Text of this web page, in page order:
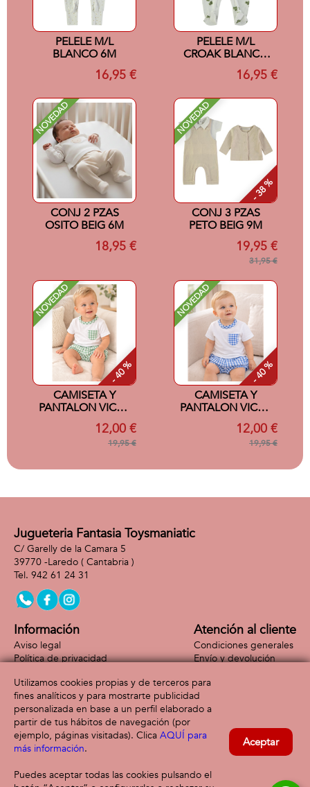
PELELE M/L
BLANCO 6M
16,95 €
PELELE M/L
CROAK BLANCO
16,95 €
NOVEDAD
CONJ 2 PZAS
OSITO BEIG 6M
18,95 €
NOVEDAD
- 38 %
CONJ 3 PZAS
PETO BEIG 9M
19,95 €
31,95 €
NOVEDAD
- 40 %
CAMISETA Y
PANTALON VICHY
VERDE 6 MESES
12,00 €
19,95 €
NOVEDAD
- 40 %
CAMISETA Y
PANTALON VICHY
AZUL 6 MESES
12,00 €
19,95 €
Jugueteria Fantasia Toysmaniatic
C/ Garelly de la Camara 5
39770 -Laredo ( Cantabria )
942 61 24 31
Información
Aviso legal
Política de privacidad
Atención al cliente
Condiciones generales
Envío y devolución
Formas de pago
Utilizamos cookies propias y de terceros para
fines analíticos y para mostrarte publicidad
personalizada en base a un perfil elaborado a
partir de tus hábitos de navegación (por
ejemplo, páginas visitadas). Clica AQUÍ para
más información.
Puedes aceptar todas las cookies pulsando el
Aceptar